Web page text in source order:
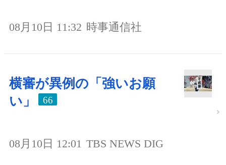
08月10日 11:32 時事通信社
横審が異例の「強いお願
い」
66
08月10日 12:01 TBS NEWS DIG